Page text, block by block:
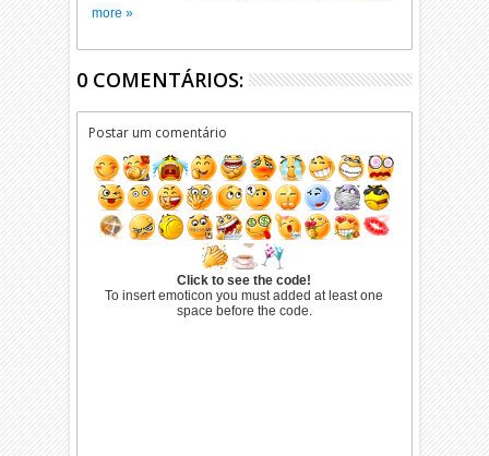
more »
0 COMENTÁRIOS:
Postar um comentário
Click to see the code!
To insert emoticon you must added at least one
space before the code.